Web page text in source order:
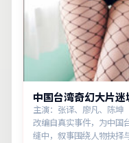
中国台湾奇幻大片
主演：张译、廖凡、陈
改编自真实事件，为中国
缝中，叙事围绕人物抉择